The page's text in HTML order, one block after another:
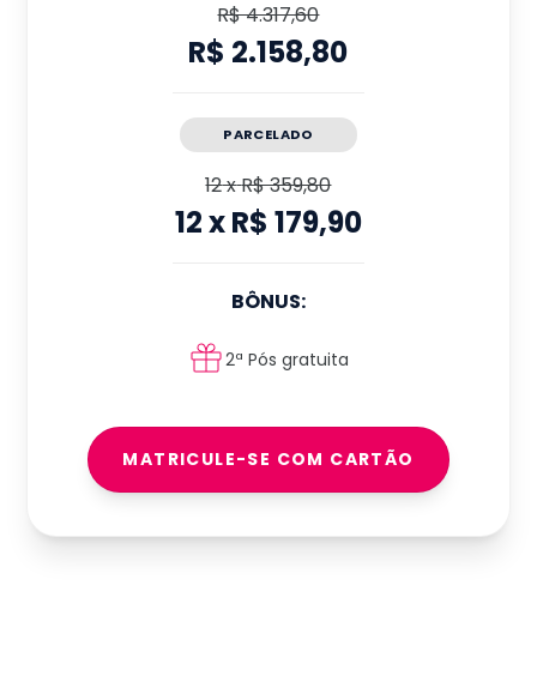
R$ 4.317,60
R$ 2.158,80
PARCELADO
12xR$ 359,80
12xR$ 179,90
BÔNUS:
2ª Pós gratuita
MATRICULE-SE COM CARTÃO